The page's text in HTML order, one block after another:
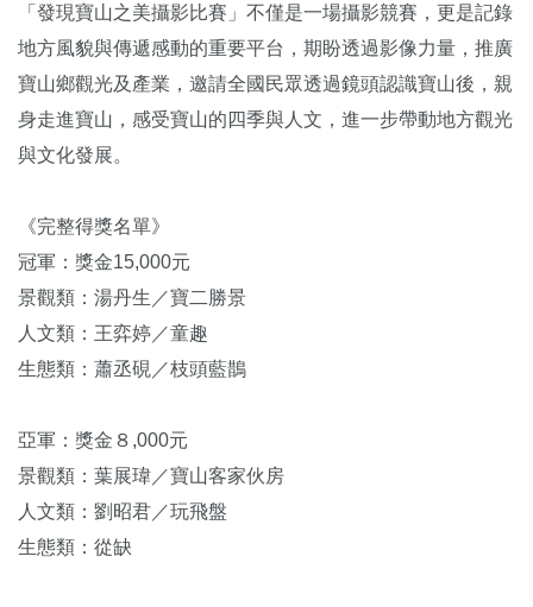
「發現寶山之美攝影比賽」不僅是一場攝影競賽，更是記錄
地方風貌與傳遞感動的重要平台，期盼透過影像力量，推廣
寶山鄉觀光及產業，邀請全國民眾透過鏡頭認識寶山後，親
身走進寶山，感受寶山的四季與人文，進一步帶動地方觀光
與文化發展。
《完整得獎名單》
冠軍：獎金15,000元
景觀類：湯丹生／寶二勝景
人文類：王弈婷／童趣
生態類：蕭丞硯／枝頭藍鵲
亞軍：獎金８,000元
景觀類：葉展瑋／寶山客家伙房
人文類：劉昭君／玩飛盤
生態類：從缺